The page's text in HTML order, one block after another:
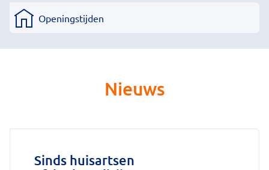
Openingstijden
Nieuws
Sinds huisartsen